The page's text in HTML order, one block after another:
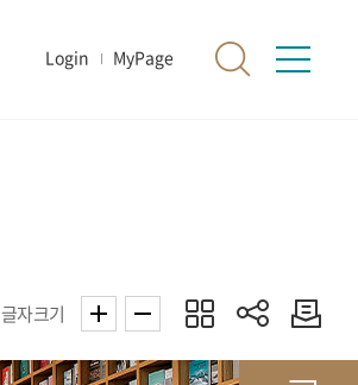
Login MyPage
글자크기